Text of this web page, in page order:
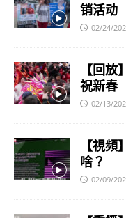
销活动
02/24/
【回
祝新春
02/13/
【視
啥？
02/09/